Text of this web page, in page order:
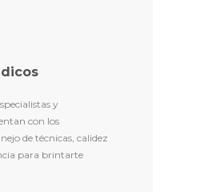
y
con los
de técnicas, calidez
para brintarte